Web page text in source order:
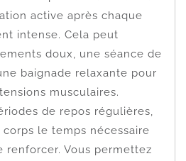
active après chaque
intense. Cela peut
doux, une séance de
baignade relaxante pour
musculaires.
de repos régulières,
le temps nécessaire
renforcer. Vous permettez